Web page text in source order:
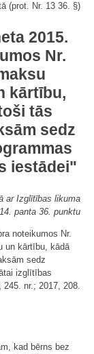
(prot. Nr. 13 36. §)
2015.
Nr.
kārtību,
tās
sedz
iestādei"
ar Izglītības likuma
14. panta 36. punktu
noteikumos Nr.
un kārtību, kādā
sedz
izglītības
nr.; 2017, 208.
kad bērns bez